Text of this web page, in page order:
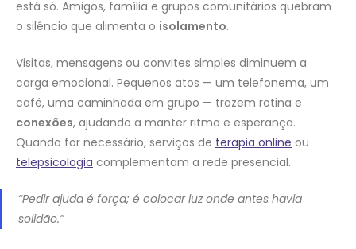
está só. Amigos, família e grupos comunitários quebram
o silêncio que alimenta o isolamento.
Visitas, mensagens ou convites simples diminuem a
carga emocional. Pequenos atos — um telefonema, um
café, uma caminhada em grupo — trazem rotina e
conexões, ajudando a manter ritmo e esperança.
Quando for necessário, serviços de terapia online ou
telepsicologia complementam a rede presencial.
“Pedir ajuda é força; é colocar luz onde antes havia
solidão.”